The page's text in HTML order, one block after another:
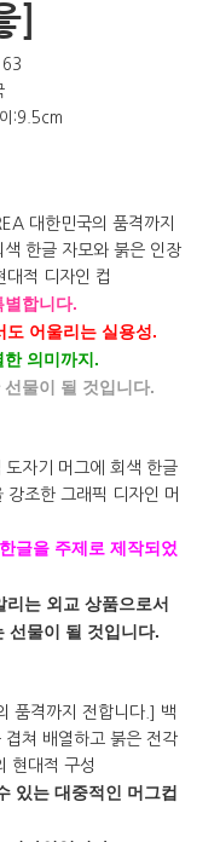
]
:9.5cm
합니다.
도 어울리는 실용성.
의미까지.
물이 될 것입니다.
글을 주제로 제작되었
는 외교 상품으로서
선물이 될 것입니다.
있는 대중적인 머그컵